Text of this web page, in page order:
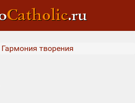
Гармония творения